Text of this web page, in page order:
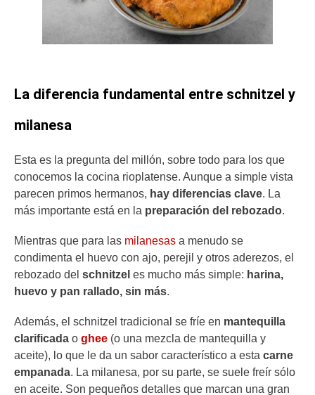
La diferencia fundamental entre schnitzel y
milanesa
Esta es la pregunta del millón, sobre todo para los que
conocemos la cocina rioplatense. Aunque a simple vista
parecen primos hermanos, hay diferencias clave. La
más importante está en la preparación del rebozado.
Mientras que para las milanesas a menudo se
condimenta el huevo con ajo, perejil y otros aderezos, el
rebozado del schnitzel es mucho más simple: harina,
huevo y pan rallado, sin más.
Además, el schnitzel tradicional se fríe en mantequilla
clarificada o ghee (o una mezcla de mantequilla y
aceite), lo que le da un sabor característico a esta carne
empanada. La milanesa, por su parte, se suele freír sólo
en aceite. Son pequeños detalles que marcan una gran